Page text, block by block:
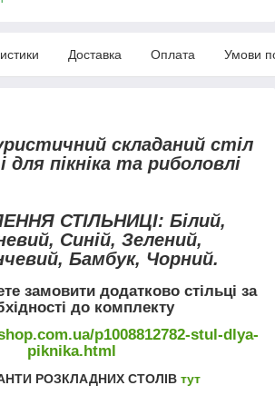
Доставка Оплата Умови
складаний стіл
для пікніка та риболовлі
СТІЛЬНИЦІ: Білий,
Синій, Зелений,
Бамбук, Чорний.
замовити додатково стільці за
до комплекту
p1008812782-stul-dlya-
piknika.html
РОЗКЛАДНИХ СТОЛІВ тут